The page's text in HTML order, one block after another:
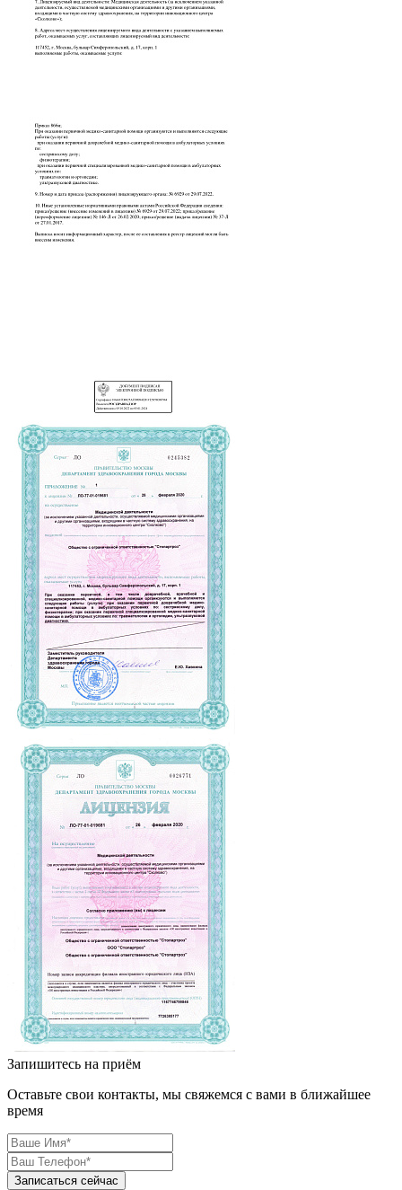
Запишитесь на приём
Оставьте свои контакты, мы свяжемся с вами в ближайшее
время